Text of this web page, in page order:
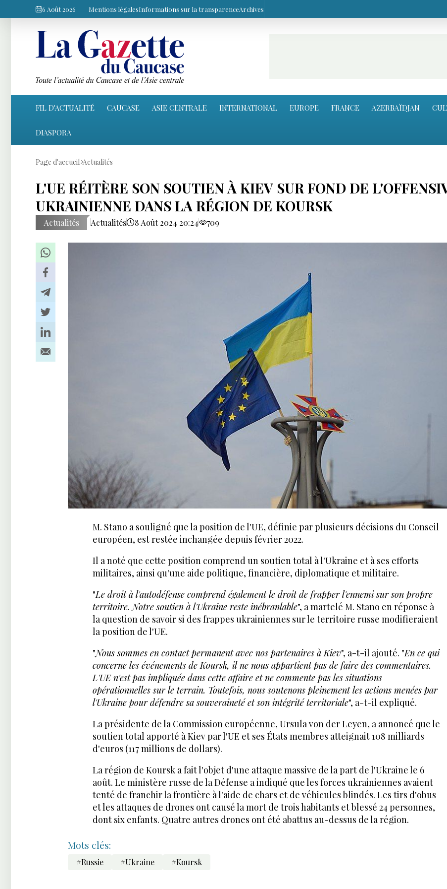
6 Août 2026 Mentions légalesInformations sur la transparenceArchives
FIL D'ACTUALITÉ CAUCASE ASIE CENTRALE INTERNATIONAL EUROPE FRANCE AZERBAÏDJAN
DIASPORA
Page d'accueil Actualités
L'UE RÉITÈRE SON SOUTIEN À KIEV SUR FOND DE
UKRAINIENNE DANS LA RÉGION DE KOURSK
Actualités Actualités 8 Août 2024 20:24 709
M. Stano a souligné que la position de l'UE, définie par plusieurs décisions du Conseil
européen, est restée inchangée depuis février 2022.
Il a noté que cette position comprend un soutien total à l'Ukraine et à ses efforts
militaires, ainsi qu'une aide politique, financière, diplomatique et militaire.
"Le droit à l'autodéfense comprend également le droit de frapper l'ennemi sur son propre
territoire. Notre soutien à l'Ukraine reste inébranlable", a martelé M. Stano en réponse à
la question de savoir si des frappes ukrainiennes sur le territoire russe modifieraient
la position de l'UE.
"Nous sommes en contact permanent avec nos partenaires à Kiev", a-t-il ajouté. "En ce qui
concerne les événements de Koursk, il ne nous appartient pas de faire des commentaires.
L'UE n'est pas impliquée dans cette affaire et ne commente pas les situations
opérationnelles sur le terrain. Toutefois, nous soutenons pleinement les actions menées par
l'Ukraine pour défendre sa souveraineté et son intégrité territoriale", a-t-il expliqué.
La présidente de la Commission européenne, Ursula von der Leyen, a annoncé que le
soutien total apporté à Kiev par l'UE et ses États membres atteignait 108 milliards
d'euros (117 millions de dollars).
La région de Koursk a fait l'objet d'une attaque massive de la part de l'Ukraine le 6
août. Le ministère russe de la Défense a indiqué que les forces ukrainiennes avaient
tenté de franchir la frontière à l'aide de chars et de véhicules blindés. Les tirs d'obus
et les attaques de drones ont causé la mort de trois habitants et blessé 24 personnes,
dont six enfants. Quatre autres drones ont été abattus au-dessus de la région.
Mots clés:
#Russie #Ukraine #Koursk